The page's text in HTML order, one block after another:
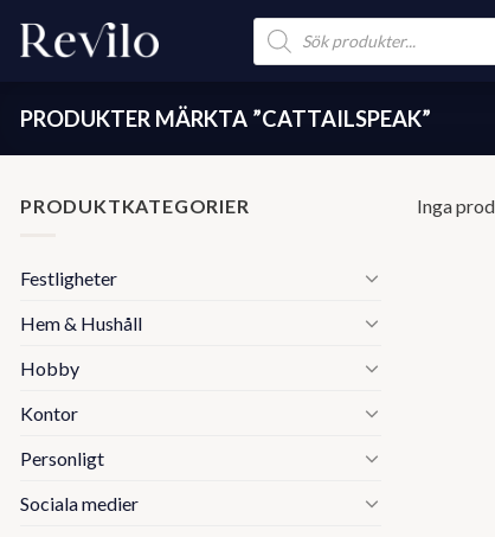
Products
search
PRODUKTER MÄRKTA ”CATTAILSPEAK”
PRODUKTKATEGORIER
Festligheter
Hem & Hushåll
Hobby
Kontor
Personligt
Sociala medier
Inga